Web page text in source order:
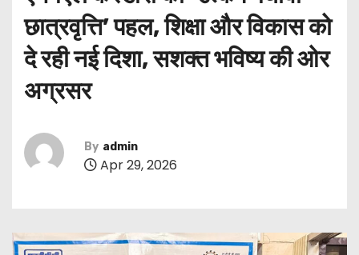
छात्रवृत्ति’ पहल, शिक्षा और विकास को
दे रही नई दिशा, सशक्त भविष्य की ओर
अग्रसर
By admin
Apr 29, 2026